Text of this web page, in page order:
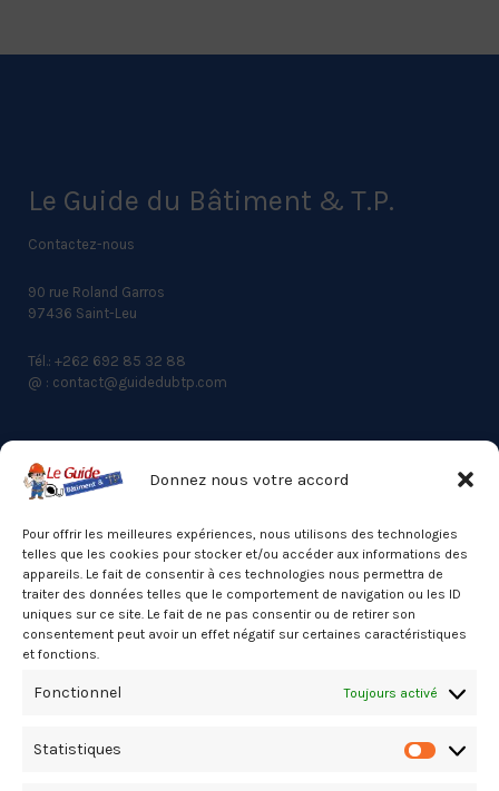
Donnez nous votre accord
Pour offrir les meilleures expériences, nous utilisons des technologies
telles que les cookies pour stocker et/ou accéder aux informations des
appareils. Le fait de consentir à ces technologies nous permettra de
traiter des données telles que le comportement de navigation ou les ID
uniques sur ce site. Le fait de ne pas consentir ou de retirer son
consentement peut avoir un effet négatif sur certaines caractéristiques
et fonctions.
Fonctionnel Toujours activé
Statistiques
Le Guide du Bâtiment & T.P.
Contactez-nous
90 rue Roland Garros
97436 Saint-Leu
Tél.: +262 692 85 32 88
@ : contact@guidedubtp.com
ACCES RAPIDE
Actualités du BTP
Annuaire
Besoin d’un professionnel ?
Mentions légales
Politique de cookies (UE)